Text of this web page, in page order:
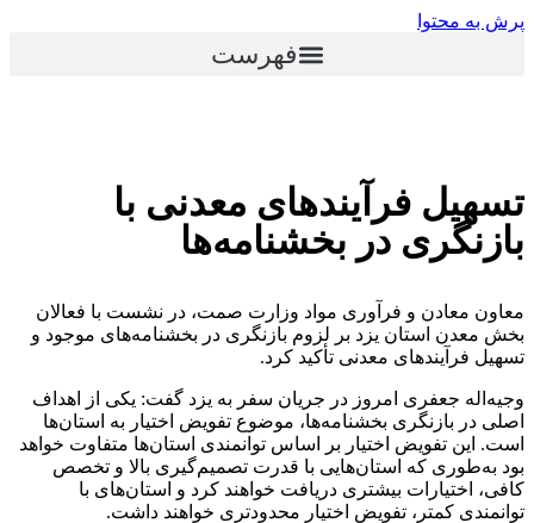
پرش به محتوا
فهرست
تسهیل فرآیندهای معدنی با
بازنگری در بخشنامه‌ها
معاون معادن و فرآوری مواد وزارت صمت، در نشست با فعالان
بخش معدن استان یزد بر لزوم بازنگری در بخشنامه‌های موجود و
تسهیل فرآیندهای معدنی تأکید کرد.
وجیه‌اله جعفری امروز در جریان سفر به یزد گفت: یکی از اهداف
اصلی در بازنگری بخشنامه‌ها، موضوع تفویض اختیار به استان‌ها
است. این تفویض اختیار بر اساس توانمندی استان‌ها متفاوت خواهد
بود به‌طوری‌ که استان‌هایی با قدرت تصمیم‌گیری بالا و تخصص
کافی، اختیارات بیشتری دریافت خواهند کرد و استان‌های با
توانمندی کمتر، تفویض اختیار محدودتری خواهند داشت.